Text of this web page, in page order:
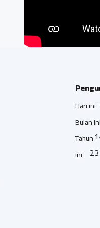
Hari ini
Bulan ini
Tahun
ini